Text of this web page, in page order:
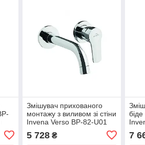
Змішувач прихованого
монтажу з виливом зі стіни
Invena Verso BP-82-U01
5 728₴ 7